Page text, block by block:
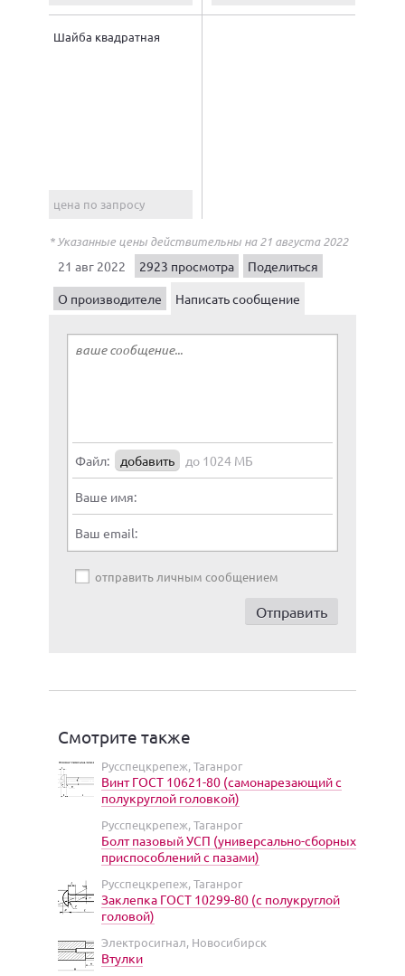
Шайба квадратная
цена по запросу
* Указанные цены действительны на 21 августа 2022
21 авг 2022
2923 просмотра
Поделиться
О производителе
Написать сообщение
Файл: добавить до 1024 МБ
Ваше имя:
Ваш email:
отправить личным сообщением
Смотрите также
Русспецкрепеж, Таганрог
Винт ГОСТ 10621-80 (самонарезающий с
полукруглой головкой)
Русспецкрепеж, Таганрог
Болт пазовый УСП (универсально-сборных
приспособлений с пазами)
Русспецкрепеж, Таганрог
Заклепка ГОСТ 10299-80 (с полукруглой
головой)
Электросигнал, Новосибирск
Втулки